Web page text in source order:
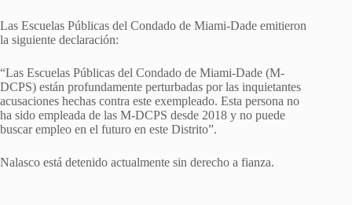
Las Escuelas Públicas del Condado de Miami-Dade emitieron
la siguiente declaración:
“Las Escuelas Públicas del Condado de Miami-Dade (M-
DCPS) están profundamente perturbadas por las inquietantes
acusaciones hechas contra este exempleado. Esta persona no
ha sido empleada de las M-DCPS desde 2018 y no puede
buscar empleo en el futuro en este Distrito”.
Nalasco está detenido actualmente sin derecho a fianza.